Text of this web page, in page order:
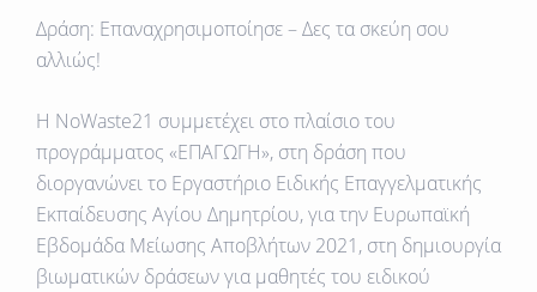
Δράση: Επαναχρησιμοποίησε – Δες τα σκεύη σου
αλλιώς!
Η NoWaste21 συμμετέχει στο πλαίσιο του
προγράμματος «ΕΠΑΓΩΓΗ», στη δράση που
διοργανώνει το Εργαστήριο Ειδικής Επαγγελματικής
Εκπαίδευσης Αγίου Δημητρίου, για την Ευρωπαϊκή
Εβδομάδα Μείωσης Αποβλήτων 2021, στη δημιουργία
βιωματικών δράσεων για μαθητές του ειδικού